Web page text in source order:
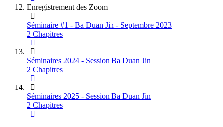
Enregistrement des Zoom
Séminaire #1 - Ba Duan Jin - Septembre 2023
2 Chapitres
Séminaires 2024 - Session Ba Duan Jin
2 Chapitres
Séminaires 2025 - Session Ba Duan Jin
2 Chapitres